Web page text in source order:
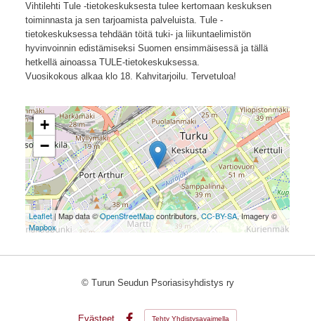
Vihtilehti Tule -tietokeskuksesta tulee kertomaan keskuksen
toiminnasta ja sen tarjoamista palveluista. Tule -
tietokeskuksessa tehdään töitä tuki- ja liikuntaelimistön
hyvinvoinnin edistämiseksi Suomen ensimmäisessä ja tällä
hetkellä ainoassa TULE-tietokeskuksessa.
Vuosikokous alkaa klo 18. Kahvitarjoilu. Tervetuloa!
+
−
Leaflet| Map data ©OpenStreetMapcontributors,CC-BY-SA, Imagery ©
Mapbox
© Turun Seudun Psoriasisyhdistys ry
Evästeet Tehty Yhdistysavaimella